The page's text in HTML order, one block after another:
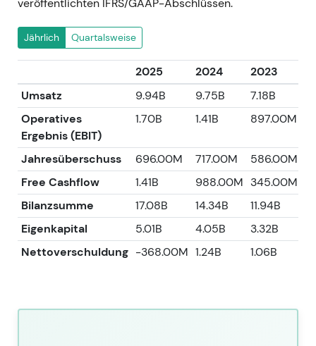
veröffentlichten IFRS/GAAP-Abschlüssen.
Jährlich Quartalsweise
2025 2024 2023
Umsatz
9.94B 9.75B 7.18B
Operatives
Ergebnis (EBIT)
1.70B 1.41B 897.00M
Jahresüberschuss 696.00M 717.00M 586.00M
Free Cashflow
1.41B 988.00M 345.00M
Bilanzsumme
17.08B 14.34B 11.94B
Eigenkapital
5.01B 4.05B 3.32B
Nettoverschuldung -368.00M 1.24B 1.06B